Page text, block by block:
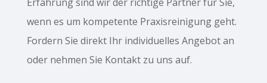
wenn es um kompetente Praxisreinigung geht.
Fordern Sie direkt Ihr individuelles Angebot an
oder nehmen Sie Kontakt zu uns auf.